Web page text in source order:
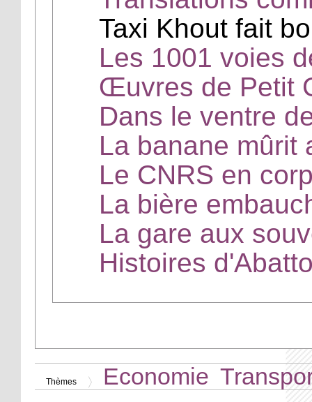
Taxi Khout fait
Les 1001 voies
Œuvres de Petit
Dans le ventre
La banane mûrit
Le CNRS en
La bière
La gare aux
Histoires
Thèmes Economie